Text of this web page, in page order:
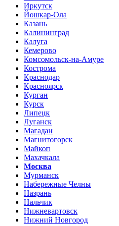
Иркутск
Йошкар-Ола
Казань
Калининград
Калуга
Кемерово
Комсомольск-на-Амуре
Кострома
Краснодар
Красноярск
Курган
Курск
Липецк
Луганск
Магадан
Магнитогорск
Майкоп
Махачкала
Москва
Мурманск
Набережные Челны
Назрань
Нальчик
Нижневартовск
Нижний Новгород